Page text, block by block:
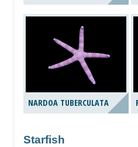
NARDOA TUBERCULATA
Starfish